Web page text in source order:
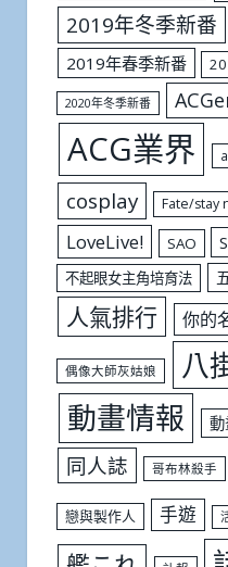
2019年冬季新番
2019年春季新番
2020年冬季新番
ACG業界
cosplay Fate/stay
LoveLive! SAO
不起眼女主角培育法
人氣排行 你的
偶像大師灰姑娘 八
動畫情報
同人誌 哥布林殺手
戀與製作人 手遊